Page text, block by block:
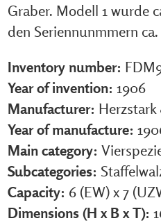
Graber. Modell 1 wurde
den Seriennunmmern ca.
Inventory number:
Year of invention: 1906
Manufacturer: Herzstark
Year of manufacture:
Main category:
Subcategories:
Capacity: 6 (EW) x 7
Dimensions (H x B x T):